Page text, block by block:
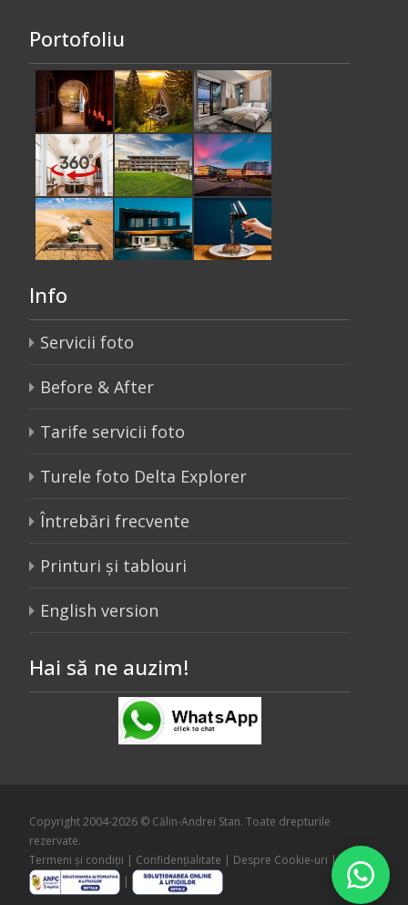
Portofoliu
Info
Servicii foto
Before & After
Tarife servicii foto
Turele foto Delta Explorer
Întrebări frecvente
Printuri și tablouri
English version
Hai să ne auzim!
Copyright 2004-2026 © Călin-Andrei Stan. Toate drepturile
rezervate.
Termeni și condiții | Confidențialitate | Despre Cookie-uri |
|